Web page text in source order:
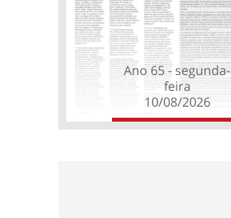
Ano 65 - segunda-
feira
10/08/2026